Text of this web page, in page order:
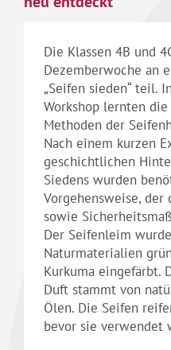
Die Klassen 4B und
Dezemberwoche an
„Seifen sieden“ teil.
Workshop lernten
Methoden der
Nach einem kurzen
geschichtlichen
Siedens wurden
Vorgehensweise,
sowie
Der Seifenleim
Naturmaterialien
Kurkuma eingefärbt.
Duft stammt von
Ölen. Die Seifen
bevor sie verwendet